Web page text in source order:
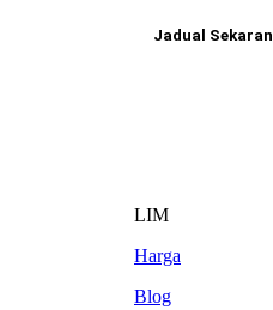
Jadual
LIM
Harga
Blog